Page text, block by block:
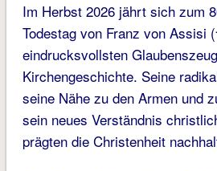
Im Herbst 2026 jährt sich zum
Todestag von Franz von Assisi
eindrucksvollsten
Kirchengeschichte. Seine
seine Nähe zu den Armen und
sein neues Verständnis
prägten die Christenheit